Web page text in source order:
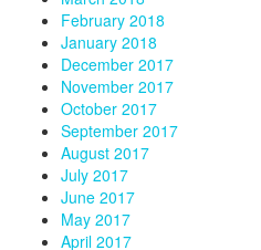
February 2018
January 2018
December 2017
November 2017
October 2017
September 2017
August 2017
July 2017
June 2017
May 2017
April 2017